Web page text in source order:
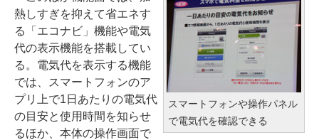
スマートフォンや操作パネル
で電気代を確認できる
熱しすぎを抑えて省エネす
る「エコナビ」機能や電気
代の表示機能を搭載してい
る。電気代を表示する機能
では、スマートフォンのア
プリ上で1日あたりの電気代
の目安と使用時間を知らせ
るほか、本体の操作画面で